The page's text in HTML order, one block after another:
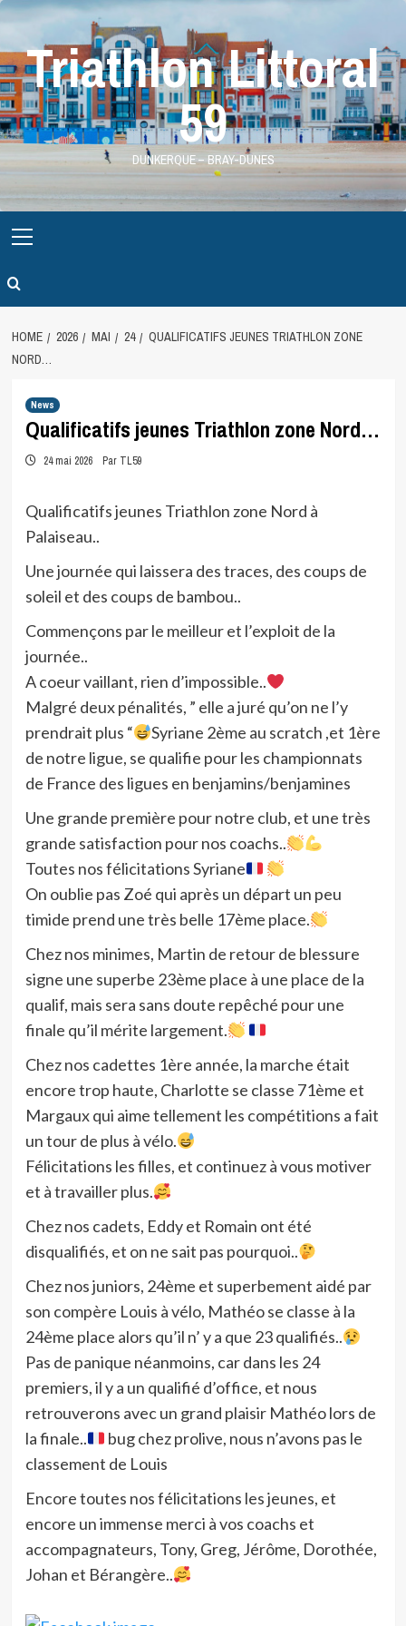
Skip
contentTriathlon Littoral
59
DUNKERQUE – BRAY-DUNES
Menu
HOME 2026 MAI 24
QUALIFICATIFS JEUNES TRIATHLON ZONE
NORD…
News
Qualificatifs jeunes Triathlon zone Nord…
24 mai 2026 Par TL59
Qualificatifs jeunes Triathlon zone Nord à
Palaiseau..
Une journée qui laissera des traces, des coups de
soleil et des coups de bambou..
Commençons par le meilleur et l’exploit de la
journée..
A coeur vaillant, rien d’impossible..
Malgré deux pénalités, ” elle a juré qu’on ne l’y
prendrait plus “
Syriane 2ème au scratch ,et 1ère
de notre ligue, se qualifie pour les championnats
de France des ligues en benjamins/benjamines
Une grande première pour notre club, et une très
grande satisfaction pour nos coachs..
Toutes nos félicitations Syriane
On oublie pas Zoé qui après un départ un peu
timide prend une très belle 17ème place.
Chez nos minimes, Martin de retour de blessure
signe une superbe 23ème place à une place de la
qualif, mais sera sans doute repêché pour une
finale qu’il mérite largement.
Chez nos cadettes 1ère année, la marche était
encore trop haute, Charlotte se classe 71ème et
Margaux qui aime tellement les compétitions a fait
un tour de plus à vélo.
Félicitations les filles, et continuez à vous motiver
et à travailler plus.
Chez nos cadets, Eddy et Romain ont été
disqualifiés, et on ne sait pas pourquoi..
Chez nos juniors, 24ème et superbement aidé par
son compère Louis à vélo, Mathéo se classe à la
24ème place alors qu’il n’ y a que 23 qualifiés..
Pas de panique néanmoins, car dans les 24
premiers, il y a un qualifié d’office, et nous
retrouverons avec un grand plaisir Mathéo lors de
la finale..
bug chez prolive, nous n’avons pas le
classement de Louis
Encore toutes nos félicitations les jeunes, et
encore un immense merci à vos coachs et
accompagnateurs, Tony, Greg, Jérôme, Dorothée,
Johan et Bérangère..